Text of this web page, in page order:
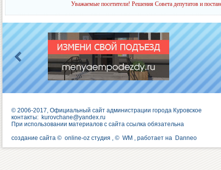
Уважаемые посетители! Решения Совета депутатов и
© 2006-2017, Официальный сайт администрации города Куровское
контакты: kurovchane@yandex.ru
При использовании материалов с сайта ссылка обязательна
создание сайта © online-oz студия , © WM , работает на Danneo